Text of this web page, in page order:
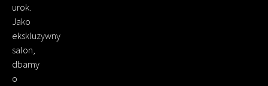
urok.
Jako
ekskluzywny
salon,
dbamy
o